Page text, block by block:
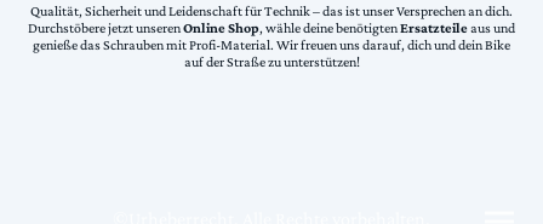
Qualität, Sicherheit und Leidenschaft für Technik – das ist unser Versprechen an dich.
Durchstöbere jetzt unserenOnline Shop, wähle deine benötigtenErsatzteileaus und
genieße das Schrauben mit Profi-Material. Wir freuen uns darauf, dich und dein Bike
auf der Straße zu unterstützen!